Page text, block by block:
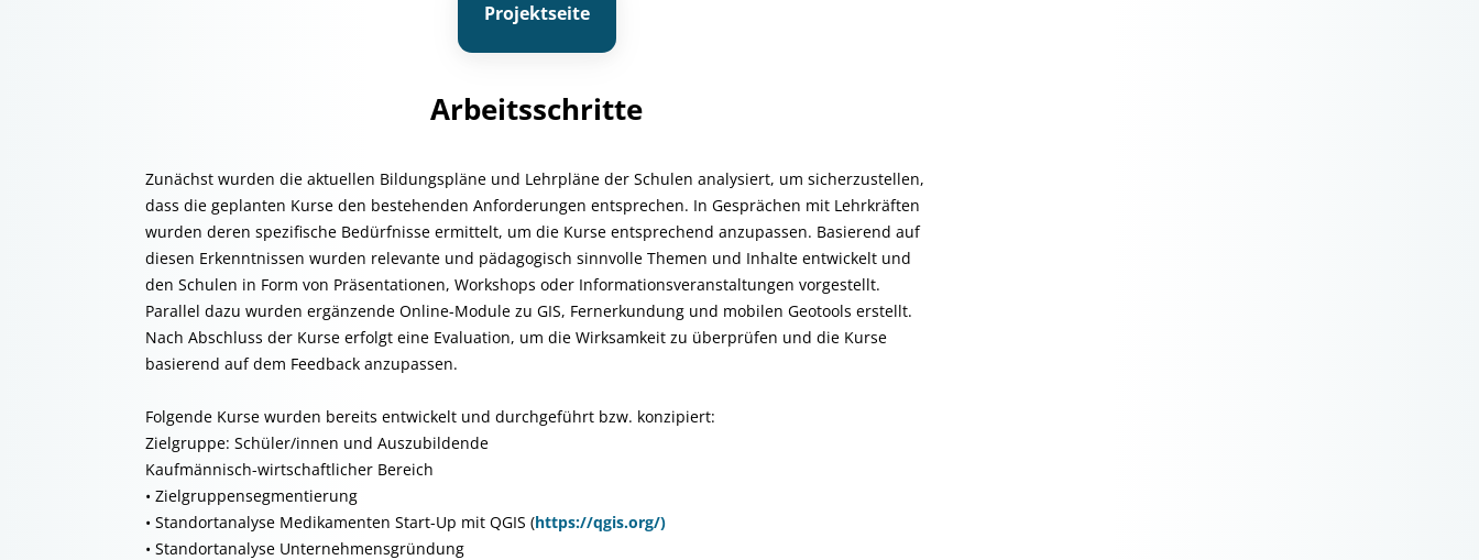
Projektseite
Arbeitsschritte
Zunächst wurden die aktuellen Bildungspläne und Lehrpläne der Schulen analysiert, um sicherzustellen,
dass die geplanten Kurse den bestehenden Anforderungen entsprechen. In Gesprächen mit Lehrkräften
wurden deren spezifische Bedürfnisse ermittelt, um die Kurse entsprechend anzupassen. Basierend auf
diesen Erkenntnissen wurden relevante und pädagogisch sinnvolle Themen und Inhalte entwickelt und
den Schulen in Form von Präsentationen, Workshops oder Informationsveranstaltungen vorgestellt.
Parallel dazu wurden ergänzende Online-Module zu GIS, Fernerkundung und mobilen Geotools erstellt.
Nach Abschluss der Kurse erfolgt eine Evaluation, um die Wirksamkeit zu überprüfen und die Kurse
basierend auf dem Feedback anzupassen.
Folgende Kurse wurden bereits entwickelt und durchgeführt bzw. konzipiert:
Zielgruppe: Schüler/innen und Auszubildende
Kaufmännisch-wirtschaftlicher Bereich
• Zielgruppensegmentierung
• Standortanalyse Medikamenten Start-Up mit QGIS (https://qgis.org/)
• Standortanalyse Unternehmensgründung